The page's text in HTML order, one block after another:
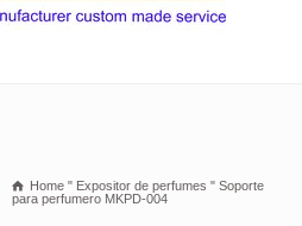
Home " Expositor de perfumes " Soporte
para perfumero MKPD-004